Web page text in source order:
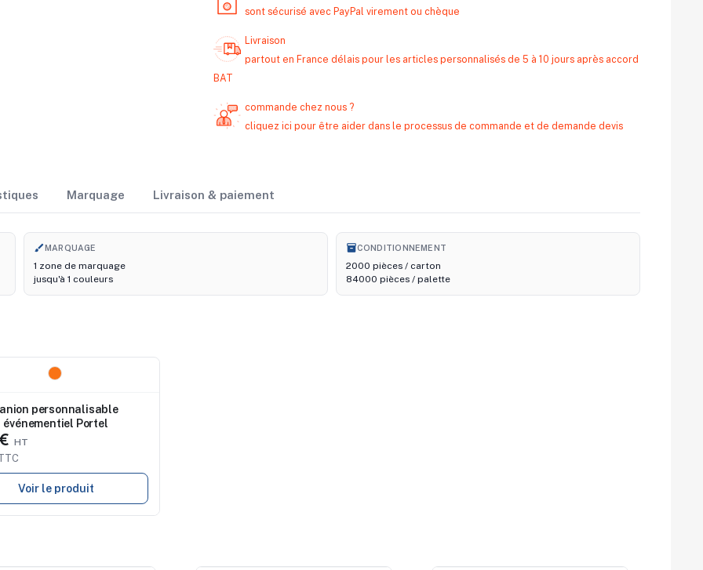
sont sécurisé avec PayPal virement ou chèque
Livraison
partout en France délais pour les articles personnalisés de 5 à 10 jours après accord
BAT
commande chez nous ?
cliquez ici pour être aider dans le processus de commande et de demande devis
Marquage Livraison & paiement
brushMARQUAGE
1 zone de marquage
jusqu'à 1 couleurs
inventory_2
CONDITIONNEMENT
2000 pièces / carton
84000 pièces / palette
personnalisable
événementiel Portel
Voir le produit